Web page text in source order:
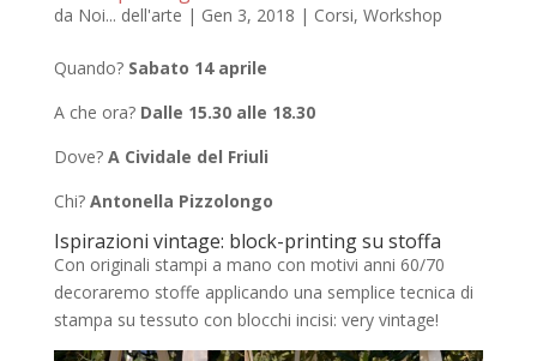
da Noi... dell'arte | Gen 3, 2018 | Corsi, Workshop
Quando? Sabato 14 aprile
A che ora? Dalle 15.30 alle 18.30
Dove? A Cividale del Friuli
Chi?Antonella Pizzolongo
Ispirazioni vintage: block-printing su stoffa
Con originali stampi a mano con motivi anni 60/70
decoraremo stoffe applicando una semplice tecnica di
stampa su tessuto con blocchi incisi: very vintage!